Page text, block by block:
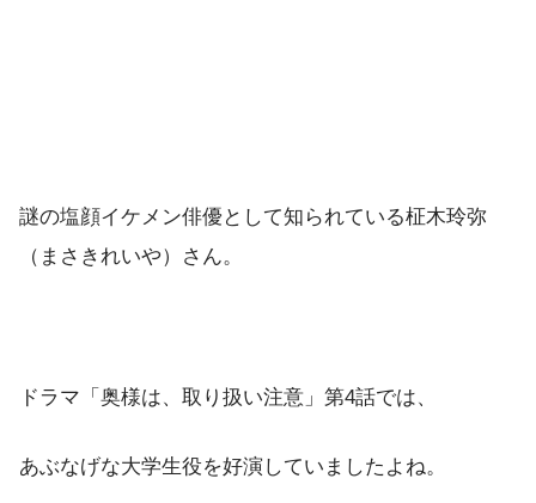
謎の塩顔イケメン俳優として知られている柾木玲弥
（まさきれいや）さん。
ドラマ「奥様は、取り扱い注意」第4話では、
あぶなげな大学生役を好演していましたよね。